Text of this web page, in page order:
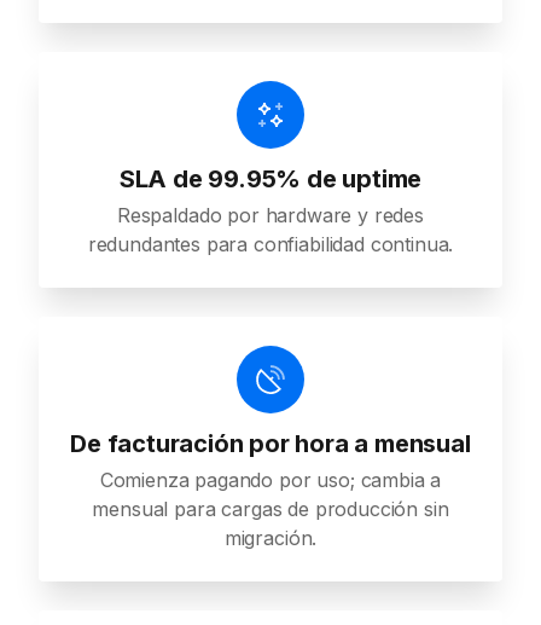
SLA de 99.95% de uptime
Respaldado por hardware y redes
redundantes para confiabilidad continua.
De facturación por hora a mensual
Comienza pagando por uso; cambia a
mensual para cargas de producción sin
migración.